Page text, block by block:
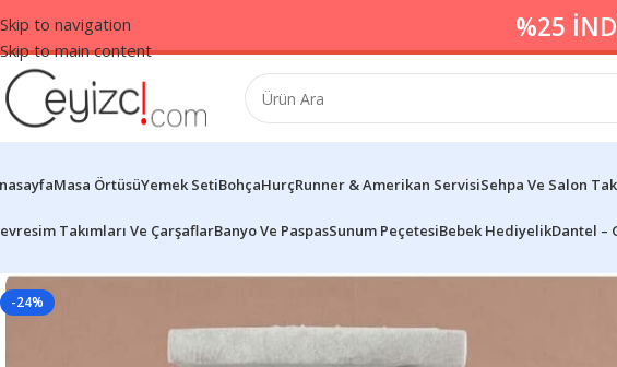
Skip to navigation
Skip to main content
%25
Masa ÖrtüsüYemek SetiBohçaHurçRunner & Amerikan ServisiSehpa Ve Salon
Takımları Ve ÇarşaflarBanyo Ve PaspasSunum PeçetesiBebek HediyelikDantel –
-24%